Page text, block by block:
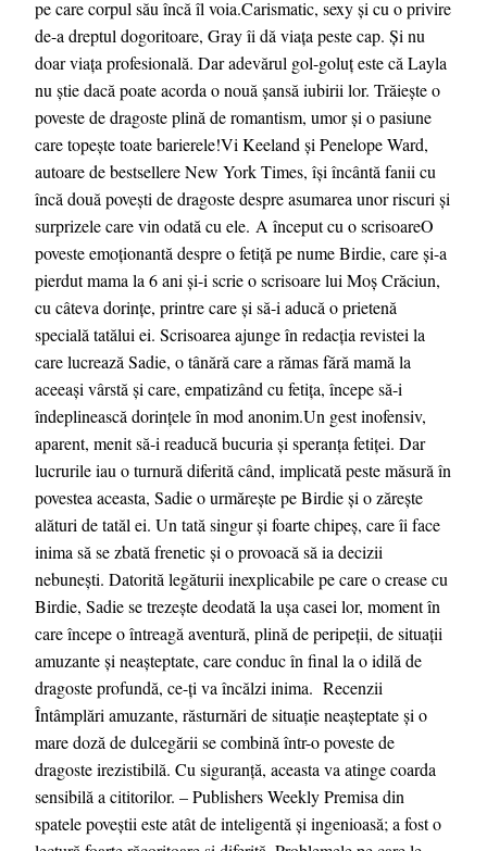
pe care corpul său încă îl voia.Carismatic, sexy și cu o privire
de-a dreptul dogoritoare, Gray îi dă viața peste cap. Și nu
doar viața profesională. Dar adevărul gol-goluț este că Layla
nu știe dacă poate acorda o nouă șansă iubirii lor. Trăiește o
poveste de dragoste plină de romantism, umor și o pasiune
care topește toate barierele!Vi Keeland și Penelope Ward,
autoare de bestsellere New York Times, își încântă fanii cu
încă două povești de dragoste despre asumarea unor riscuri și
surprizele care vin odată cu ele. A început cu o scrisoareO
poveste emoționantă despre o fetiță pe nume Birdie, care și-a
pierdut mama la 6 ani și-i scrie o scrisoare lui Moș Crăciun,
cu câteva dorințe, printre care și să-i aducă o prietenă
specială tatălui ei. Scrisoarea ajunge în redacția revistei la
care lucrează Sadie, o tânără care a rămas fără mamă la
aceeași vârstă și care, empatizând cu fetița, începe să-i
îndeplinească dorințele în mod anonim.Un gest inofensiv,
aparent, menit să-i readucă bucuria și speranța fetiței. Dar
lucrurile iau o turnură diferită când, implicată peste măsură în
povestea aceasta, Sadie o urmărește pe Birdie și o zărește
alături de tatăl ei. Un tată singur și foarte chipeș, care îi face
inima să se zbată frenetic și o provoacă să ia decizii
nebunești. Datorită legăturii inexplicabile pe care o crease cu
Birdie, Sadie se trezește deodată la ușa casei lor, moment în
care începe o întreagă aventură, plină de peripeții, de situații
amuzante și neașteptate, care conduc în final la o idilă de
dragoste profundă, ce-ți va încălzi inima. Recenzii
Întâmplări amuzante, răsturnări de situație neașteptate și o
mare doză de dulcegării se combină într-o poveste de
dragoste irezistibilă. Cu siguranță, aceasta va atinge coarda
sensibilă a cititorilor. – Publishers Weekly Premisa din
spatele poveștii este atât de inteligentă și ingenioasă; a fost o